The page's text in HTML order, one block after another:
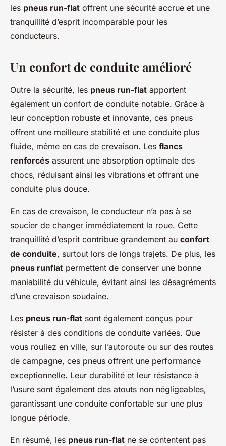
les pneus run-flat offrent une sécurité accrue et une
tranquillité d’esprit incomparable pour les
conducteurs.
Un confort de conduite amélioré
Outre la sécurité, les pneus run-flat apportent
également un confort de conduite notable. Grâce à
leur conception robuste et innovante, ces pneus
offrent une meilleure stabilité et une conduite plus
fluide, même en cas de crevaison. Les flancs
renforcés assurent une absorption optimale des
chocs, réduisant ainsi les vibrations et offrant une
conduite plus douce.
En cas de crevaison, le conducteur n’a pas à se
soucier de changer immédiatement la roue. Cette
tranquillité d’esprit contribue grandement au confort
de conduite, surtout lors de longs trajets. De plus, les
pneus runflat permettent de conserver une bonne
maniabilité du véhicule, évitant ainsi les désagréments
d’une crevaison soudaine.
Les pneus run-flat sont également conçus pour
résister à des conditions de conduite variées. Que
vous rouliez en ville, sur l’autoroute ou sur des routes
de campagne, ces pneus offrent une performance
exceptionnelle. Leur durabilité et leur résistance à
l’usure sont également des atouts non négligeables,
garantissant une conduite confortable sur une plus
longue période.
En résumé, les pneus run-flat ne se contentent pas